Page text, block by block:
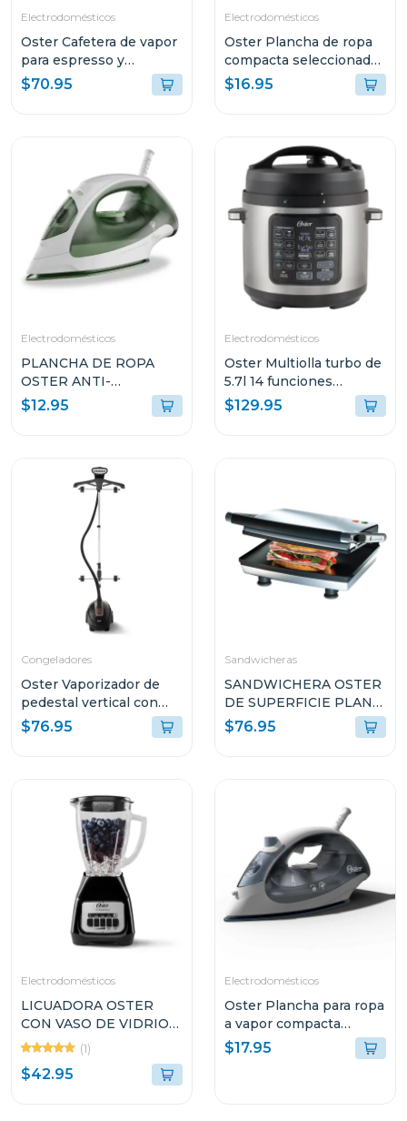
Electrodomésticos
Oster Cafetera de vapor
para espresso y
cappuccino capacidad
de 2 tazas stem3300
$70.95
Electrodomésticos
Oster Plancha de ropa
compacta seleccionador
de tela 5002
$16.95
Electrodomésticos
PLANCHA DE ROPA
OSTER ANTI-
ADHERENTE LIGERA
GCSTBS380
$12.95
Electrodomésticos
Oster Multiolla turbo de
5.7l 14 funciones
predeterminadas
ckstpcect57
$129.95
Congeladores
Oster Vaporizador de
pedestal vertical con
gancho de pantalon
$76.95
Sandwicheras
SANDWICHERA OSTER
DE SUPERFICIE PLANA
ANTI-ADHERENTE
CKSTSM3884
$76.95
Electrodomésticos
LICUADORA OSTER
CON VASO DE VIDRIO
DE 1.5L Y 2
VELOCIDADES
BLSTKAGBPB
(1)
$42.95
Electrodomésticos
Oster Plancha para ropa
a vapor compacta
gcstbs
$17.95